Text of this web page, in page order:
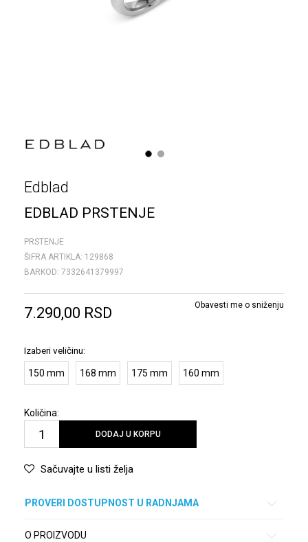
1 2
Edblad
EDBLAD PRSTENJE
PRSTENJE
ŠIFRA ARTIKLA: 129868
BARKOD: 7332641379997
7.290,00 RSD Obavesti me o sniženju
Izaberi veličinu:
150 mm 168 mm 175 mm 160 mm
Količina:
DODAJ U KORPU
Sačuvajte u listi želja
PROVERI DOSTUPNOST U RADNJAMA
O PROIZVODU